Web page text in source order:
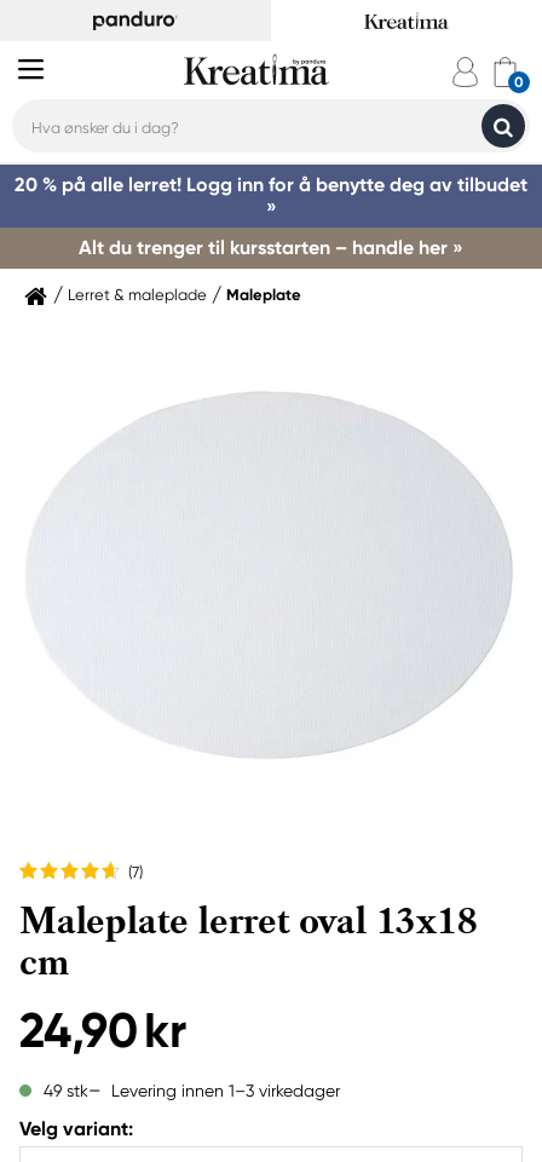
20 % på alle lerret! Logg inn for å benytte deg av tilbudet
»
Alt du trenger til kursstarten – handle her »
Lerret & maleplade Maleplate
(7)
Maleplate lerret oval 13x18
cm
24,90 kr
49 stk Levering innen 1–3 virkedager
Velg variant: